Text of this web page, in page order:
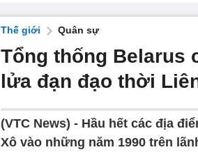
Thế giới Quân sự
Tổng thống Belarus
lửa đạn đạo thời
(VTC News) - Hầu hết các địa
Xô vào những năm 1990 trên